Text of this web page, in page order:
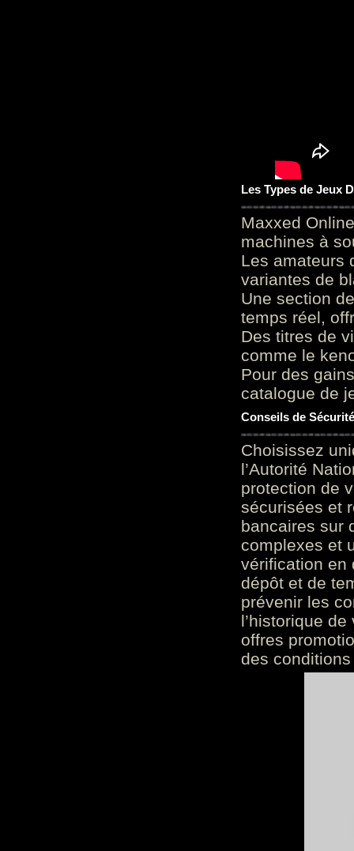
Les Types de Jeux
Maxxed
machines à
Les amateurs
variantes de
Une section
temps réel,
Des titres de
comme le
Pour des
catalogue de
Conseils de
Choisissez
l’Autorité
protection de
sécurisées et
bancaires sur
complexes et
vérification en
dépôt et de
prévenir les
l’historique
offres
des